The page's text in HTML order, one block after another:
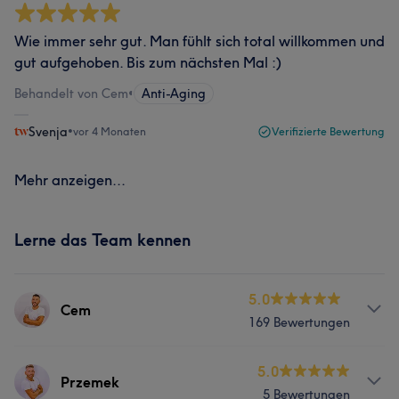
Wie immer sehr gut. Man fühlt sich total willkommen und
gut aufgehoben. Bis zum nächsten Mal :)
Behandelt von Cem• Anti-Aging
Svenja•vor 4 Monaten Verifizierte Bewertung
Mehr anzeigen...
Lerne das Team kennen
Cem
5.0
169 Bewertungen
Services
Przemek
5.0
5 Bewertungen